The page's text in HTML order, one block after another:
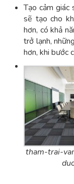
Tạo cảm giác
sẽ tạo cho
hơn, có khả
trở lạnh,
hơn, khi bước
tham-trai-